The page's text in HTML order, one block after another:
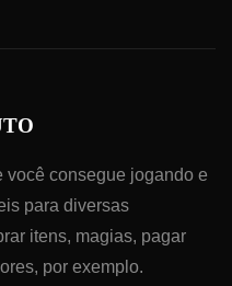
você consegue jogando e
para diversas
itens, magias, pagar
por exemplo.